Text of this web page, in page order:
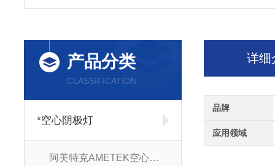
产品分类
CLASSIFICATION
*空心阴极灯
阿美特克AMETEK空心阴极灯
详细
品牌
应用领域